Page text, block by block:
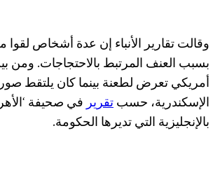
وقالت تقارير الأنباء إن عدة أشخاص
بسبب العنف المرتبط بالاحتجاجات. ومن
أمريكي تعرض لطعنة بينما كان يلتقط
الإسكندرية، حسبتقريرفي صحيفة
بالإنجليزية التي تديرها الحكومة.